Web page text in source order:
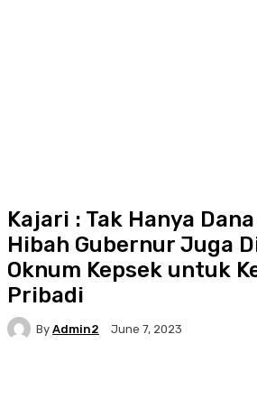
Kajari : Tak Hanya
Hibah Gubernur Juga
Oknum Kepsek untuk
Pribadi
By Admin2 June 7, 2023